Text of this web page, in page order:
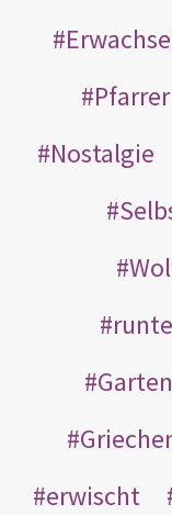
Pfarrer
Nostalgie
erwischt